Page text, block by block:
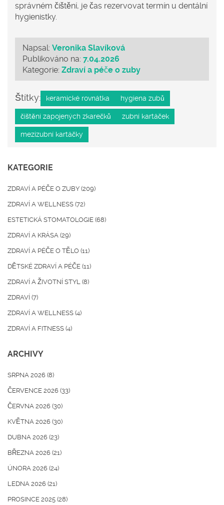
správném čištění, je čas rezervovat termín u dentální
hygienistky.
Napsal: Veronika Slavíková
Publikováno na: 7.04.2026
Kategorie: Zdraví a péče o zuby
Štítky: keramické rovnátka hygiena zubů
čištění zapojených zkarečků zubní kartáček
mezizubní kartáčky
KATEGORIE
ZDRAVÍ A PÉČE O ZUBY (209)
ZDRAVÍ A WELLNESS (72)
ESTETICKÁ STOMATOLOGIE (68)
ZDRAVÍ A KRÁSA (29)
ZDRAVÍ A PÉČE O TĚLO (11)
DĚTSKÉ ZDRAVÍ A PÉČE (11)
ZDRAVÍ A ŽIVOTNÍ STYL (8)
ZDRAVÍ (7)
ZDRAVÍ A WELLNESS (4)
ZDRAVÍ A FITNESS (4)
ARCHIVY
SRPNA 2026 (8)
ČERVENCE 2026 (33)
ČERVNA 2026 (30)
KVĚTNA 2026 (30)
DUBNA 2026 (23)
BŘEZNA 2026 (21)
ÚNORA 2026 (24)
LEDNA 2026 (21)
PROSINCE 2025 (28)